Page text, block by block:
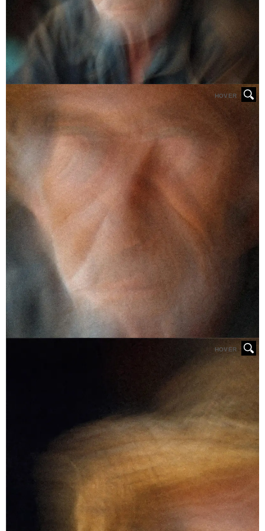
HOVER
HOVER